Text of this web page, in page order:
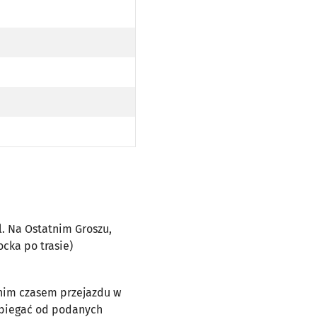
NA OSTATNIM GROSZU, MOST MILENIJNY, UL. JEZIORAŃSKIEGO (DO PRZYST. SZKOCKA PO
GROSZU, MOST MILENIJNY, UL. JEZIORAŃSKIEGO (DO PRZYST. SZKOCKA PO TRASIE)
Na Ostatnim Groszu,
po trasie)
czasem przejazdu w
od podanych